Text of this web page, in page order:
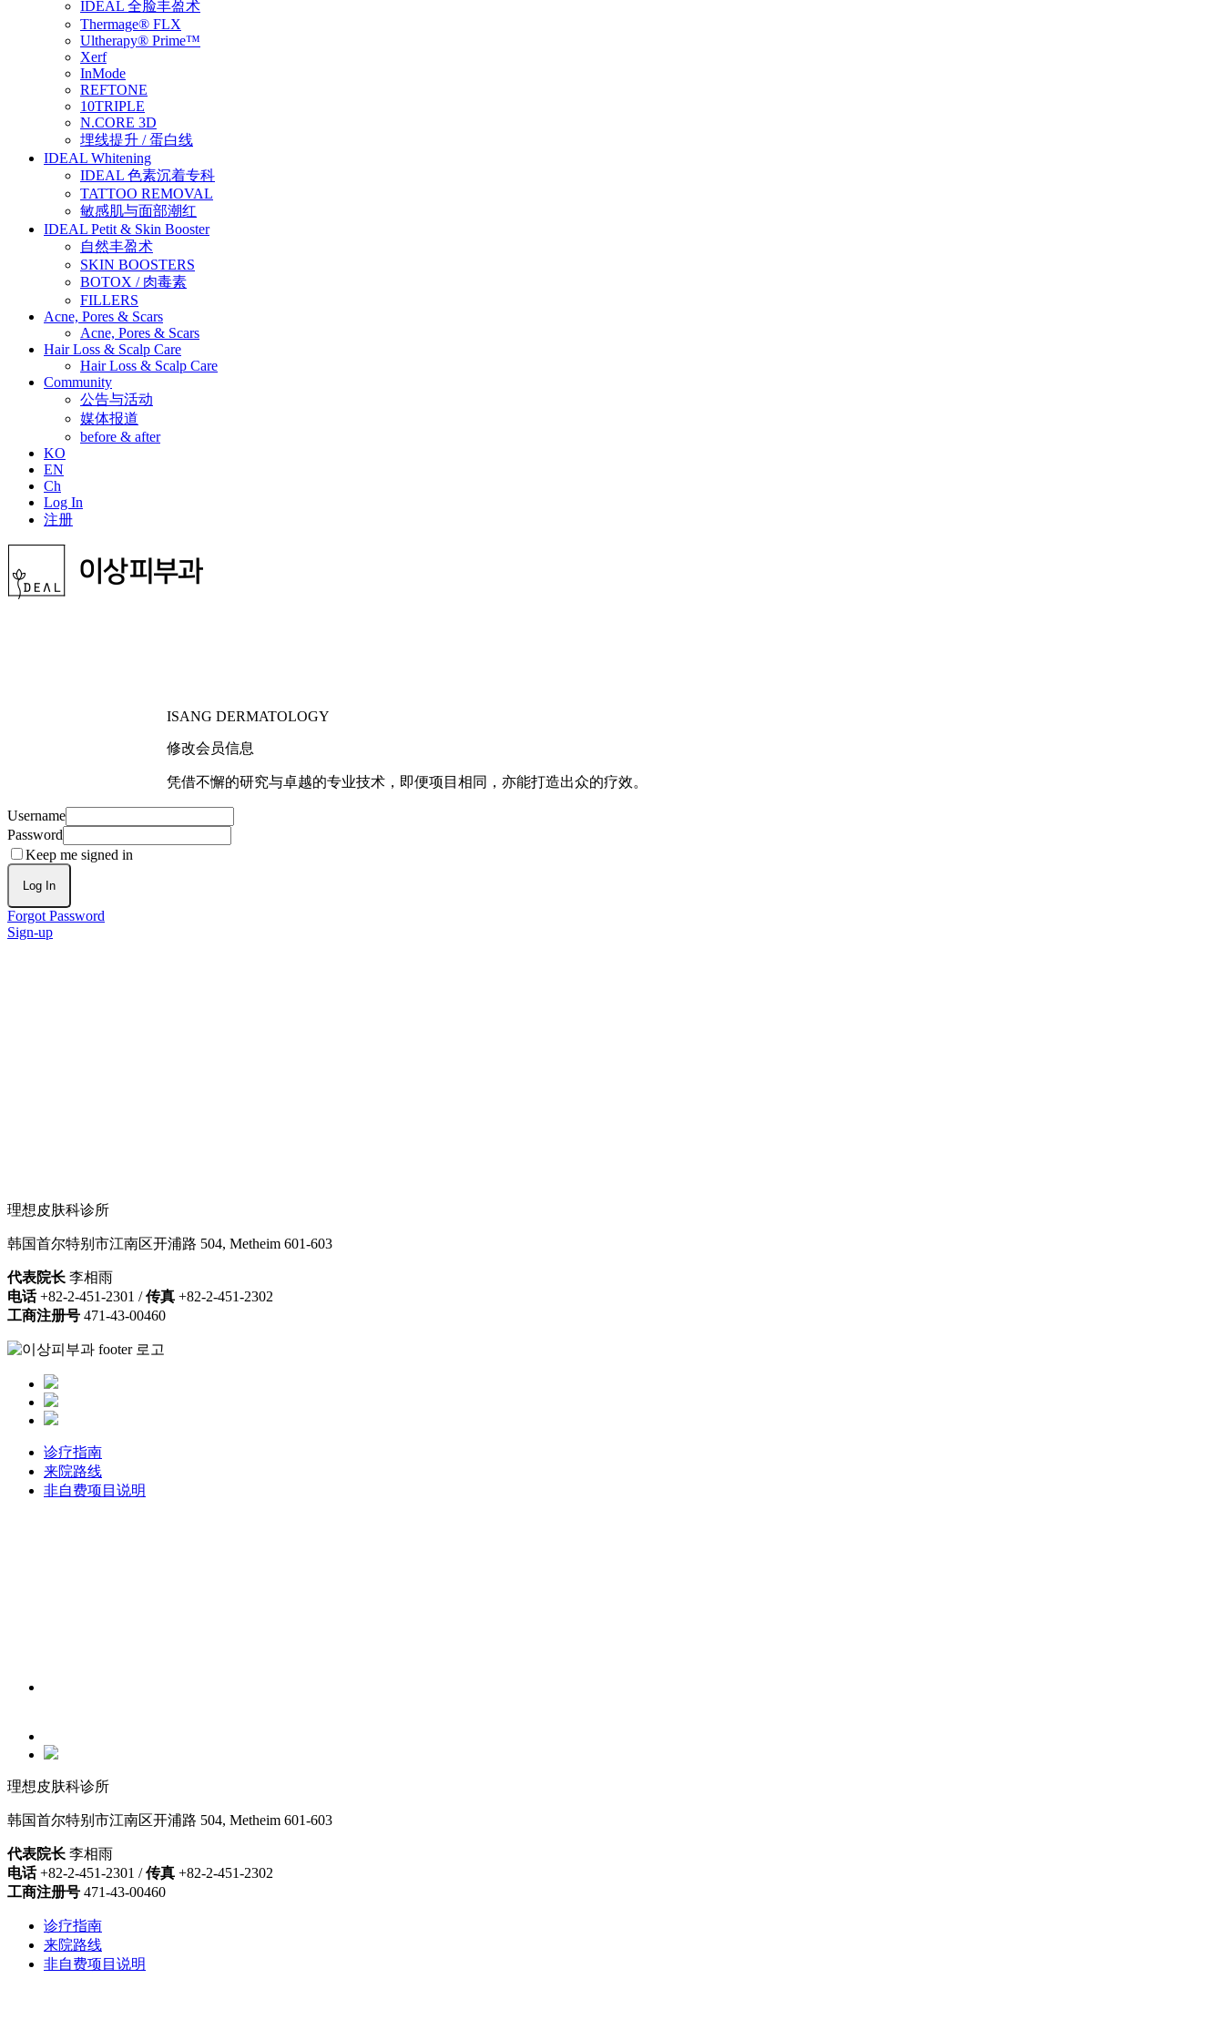
IDEAL 全脸丰盈术
Thermage® FLX
Ultherapy® Prime™
Xerf
InMode
REFTONE
10TRIPLE
N.CORE 3D
埋线提升 / 蛋白线
IDEAL Whitening
IDEAL 色素沉着专科
TATTOO REMOVAL
敏感肌与面部潮红
IDEAL Petit & Skin Booster
自然丰盈术
SKIN BOOSTERS
BOTOX / 肉毒素
FILLERS
Acne, Pores & Scars
Acne, Pores & Scars
Hair Loss & Scalp Care
Hair Loss & Scalp Care
Community
公告与活动
媒体报道
before & after
KO
EN
Ch
Log In
注册
ISANG DERMATOLOGY
修改会员信息
凭借不懈的研究与卓越的专业技术，即便项目相同，亦能打造出众的疗效。
Username
Password
Keep me signed in
Log In
Forgot Password
Sign-up
理想皮肤科诊所
韩国首尔特别市江南区开浦路 504, Metheim 601-603
代表院长 李相雨
电话+82-2-451-2301 /传真 +82-2-451-2302
工商注册号 471-43-00460
诊疗指南
来院路线
非自费项目说明
理想皮肤科诊所
韩国首尔特别市江南区开浦路 504, Metheim 601-603
代表院长 李相雨
电话+82-2-451-2301 /传真 +82-2-451-2302
工商注册号 471-43-00460
诊疗指南
来院路线
非自费项目说明